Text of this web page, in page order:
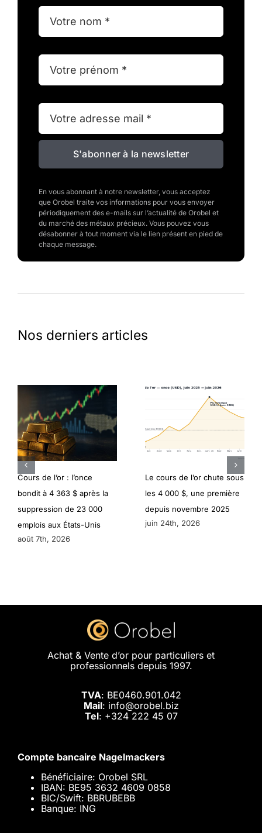
S'abonner à la newsletter
En vous abonnant à notre newsletter, vous acceptez
que Orobel traite vos informations pour vous envoyer
périodiquement des e-mails sur l’actualité de Orobel et
du marché des métaux précieux. Vous pouvez vous
désabonner à tout moment via le lien présent en pied de
chaque message.
Nos derniers articles
Cours de l’or : l’once
bondit à 4 363 $ après la
suppression de 23 000
emplois aux États-Unis
août 7th, 2026
Le cours de l’or chute sous
les 4 000 $, une première
depuis novembre 2025
juin 24th, 2026
Achat & Vente d’or pour particuliers et
professionnels depuis 1997.
TVA: BE0460.901.042
Mail: info@orobel.biz
Tel: +324 222 45 07
Compte bancaire Nagelmackers
Bénéficiaire: Orobel SRL
IBAN: BE95 3632 4609 0858
BIC/Swift: BBRUBEBB
Banque: ING